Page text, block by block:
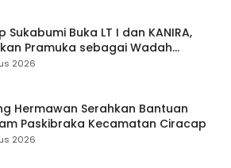
Sukabumi Buka LT I dan KANIRA,
Pramuka sebagai Wadah
Karakter
2026
Hermawan Serahkan Bantuan
Paskibraka Kecamatan Ciracap
2026